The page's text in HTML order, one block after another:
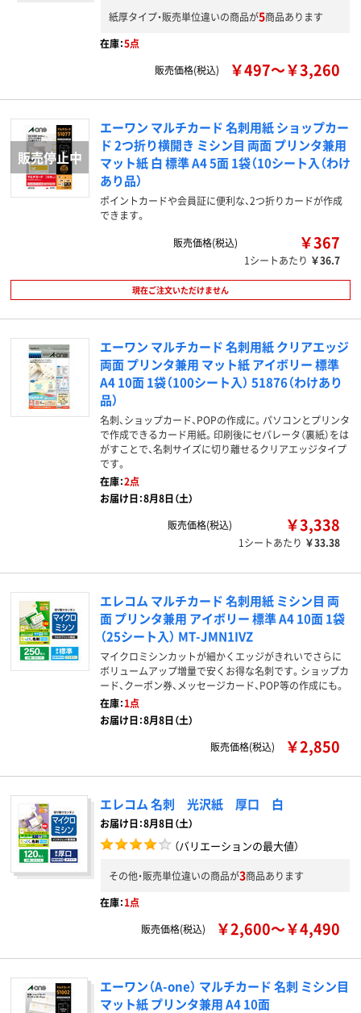
紙厚タイプ・販売単位違いの商品が5商品あります
在庫：5点
販売価格(税込)
￥497～￥3,260
エーワン マルチカード 名刺用紙 ショップカー
ド 2つ折り横開き ミシン目 両面 プリンタ兼用
マット紙 白 標準 A4 5面 1袋（10シート入（わけ
あり品）
ポイントカードや会員証に便利な、2つ折りカードが作成
できます。
販売価格(税込)
￥367
1シートあたり ￥36.7
現在ご注文いただけません
エーワン マルチカード 名刺用紙 クリアエッジ
両面 プリンタ兼用 マット紙 アイボリー 標準
A4 10面 1袋（100シート入） 51876（わけあり
品）
名刺、ショップカード、POPの作成に。パソコンとプリンタ
で作成できるカード用紙。印刷後にセパレータ（裏紙）をは
がすことで、名刺サイズに切り離せるクリアエッジタイプ
です。
在庫：2点
お届け日：8月8日（土）
販売価格(税込)
￥3,338
1シートあたり ￥33.38
エレコム マルチカード 名刺用紙 ミシン目 両
面 プリンタ兼用 アイボリー 標準 A4 10面 1袋
（25シート入） MT-JMN1IVZ
マイクロミシンカットが細かくエッジがきれいでさらに
ボリュームアップ増量で安くお得な名刺です。ショップカ
ード、クーポン券、メッセージカード、POP等の作成にも。
在庫：1点
お届け日：8月8日（土）
販売価格(税込)
￥2,850
エレコム 名刺 光沢紙 厚口 白
お届け日：8月8日（土）
（バリエーションの最大値）
その他・販売単位違いの商品が3商品あります
在庫：1点
販売価格(税込)
￥2,600～￥4,490
エーワン（A-one） マルチカード 名刺 ミシン目
マット紙 プリンタ兼用 A4 10面